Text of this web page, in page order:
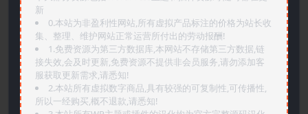
新
0.本站为非盈利性网站,所有虚拟产品标注的价格为站长收
集、整理、维护网站正常运营所付出的劳动报酬!
1.免费资源为第三方数据库,本网站不存储第三方数据,链
接失效,会及时更新,免费资源不提供非会员服务,请勿添加客
服获取更新需求,请悉知!
2.本站所有虚拟数字商品,具有较强的可复制性,可传播性,
所以一经购买,概不退款,请悉知!